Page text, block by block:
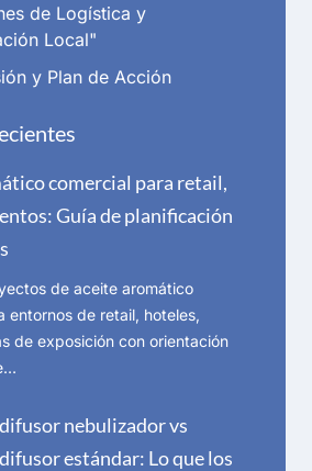
de Logística y
Local"
y Plan de Acción
comercial para retail,
Guía de planificación
de aceite aromático
entornos de retail, hoteles,
de exposición con orientación
nebulizador vs
estándar: Lo que los